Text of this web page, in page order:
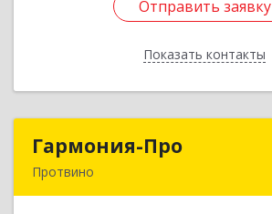
Отправить заявку
Показать контакты
Отправить заявку
Назад
Гармония-Про
Протвино